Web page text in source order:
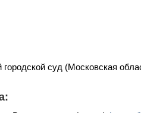
суд (Московская